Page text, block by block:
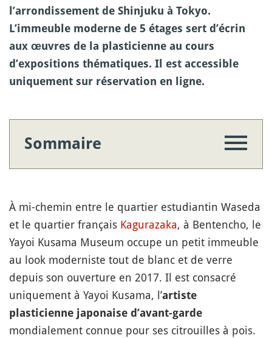
l’arrondissement de Shinjuku à Tokyo.
L’immeuble moderne de 5 étages sert d’écrin
aux œuvres de la plasticienne au cours
d’expositions thématiques. Il est accessible
uniquement sur réservation en ligne.
Sommaire
À mi-chemin entre le quartier estudiantin Waseda
et le quartier français Kagurazaka, à Bentencho, le
Yayoi Kusama Museum occupe un petit immeuble
au look moderniste tout de blanc et de verre
depuis son ouverture en 2017. Il est consacré
uniquement à Yayoi Kusama, l’artiste
plasticienne japonaise d’avant-garde
mondialement connue pour ses citrouilles à pois.